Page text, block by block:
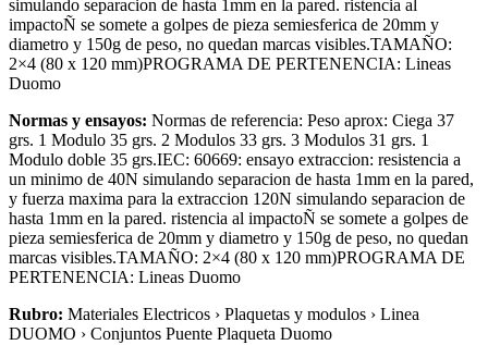
simulando separacion de hasta 1mm en la pared. ristencia al
impactoÑ se somete a golpes de pieza semiesferica de 20mm y
diametro y 150g de peso, no quedan marcas visibles.TAMAÑO:
2×4 (80 x 120 mm)PROGRAMA DE PERTENENCIA: Lineas
Duomo
Normas y ensayos: Normas de referencia: Peso aprox: Ciega 37
grs. 1 Modulo 35 grs. 2 Modulos 33 grs. 3 Modulos 31 grs. 1
Modulo doble 35 grs.IEC: 60669: ensayo extraccion: resistencia a
un minimo de 40N simulando separacion de hasta 1mm en la pared,
y fuerza maxima para la extraccion 120N simulando separacion de
hasta 1mm en la pared. ristencia al impactoÑ se somete a golpes de
pieza semiesferica de 20mm y diametro y 150g de peso, no quedan
marcas visibles.TAMAÑO: 2×4 (80 x 120 mm)PROGRAMA DE
PERTENENCIA: Lineas Duomo
Rubro: Materiales Electricos › Plaquetas y modulos › Linea
DUOMO › Conjuntos Puente Plaqueta Duomo